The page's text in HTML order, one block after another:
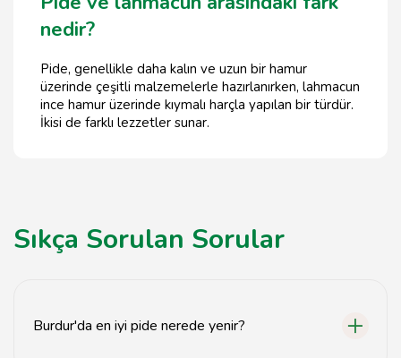
nedir?
Pide, genellikle daha kalın ve uzun bir hamur
üzerinde çeşitli malzemelerle hazırlanırken, lahmacun
ince hamur üzerinde kıymalı harçla yapılan bir türdür.
İkisi de farklı lezzetler sunar.
Sıkça Sorulan Sorular
Burdur'da en iyi pide nerede yenir?